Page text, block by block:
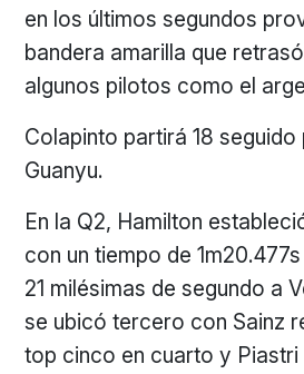
en los últimos segundos
bandera amarilla que
algunos pilotos como el
Colapinto partirá 18
Guanyu.
En la Q2, Hamilton
con un tiempo de
21 milésimas de segundo a
se ubicó tercero con Sainz
top cinco en cuarto y